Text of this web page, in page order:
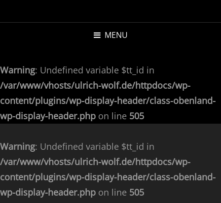
CAPTURE FACES.
MENU
Warning: Undefined variable $tt_id in
/var/www/vhosts/ulrich-wolf.de/httpdocs/wp-
content/plugins/wp-display-header/class-obenland-
wp-display-header.php on line 505
Warning: Undefined variable $tt_id in
/var/www/vhosts/ulrich-wolf.de/httpdocs/wp-
content/plugins/wp-display-header/class-obenland-
wp-display-header.php on line 505